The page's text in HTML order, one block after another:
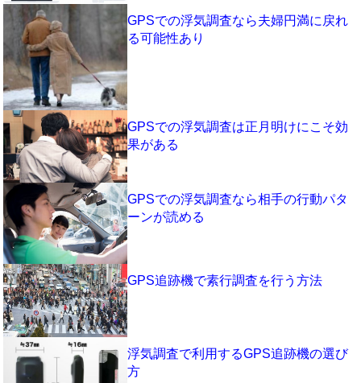
GPSでの浮気調査なら夫婦円満に戻れ
る可能性あり
GPSでの浮気調査は正月明けにこそ効
果がある
GPSでの浮気調査なら相手の行動パタ
ーンが読める
GPS追跡機で素行調査を行う方法
浮気調査で利用するGPS追跡機の選び
方